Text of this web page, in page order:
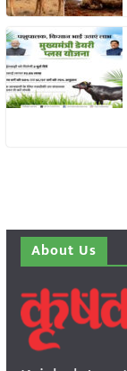
About Us